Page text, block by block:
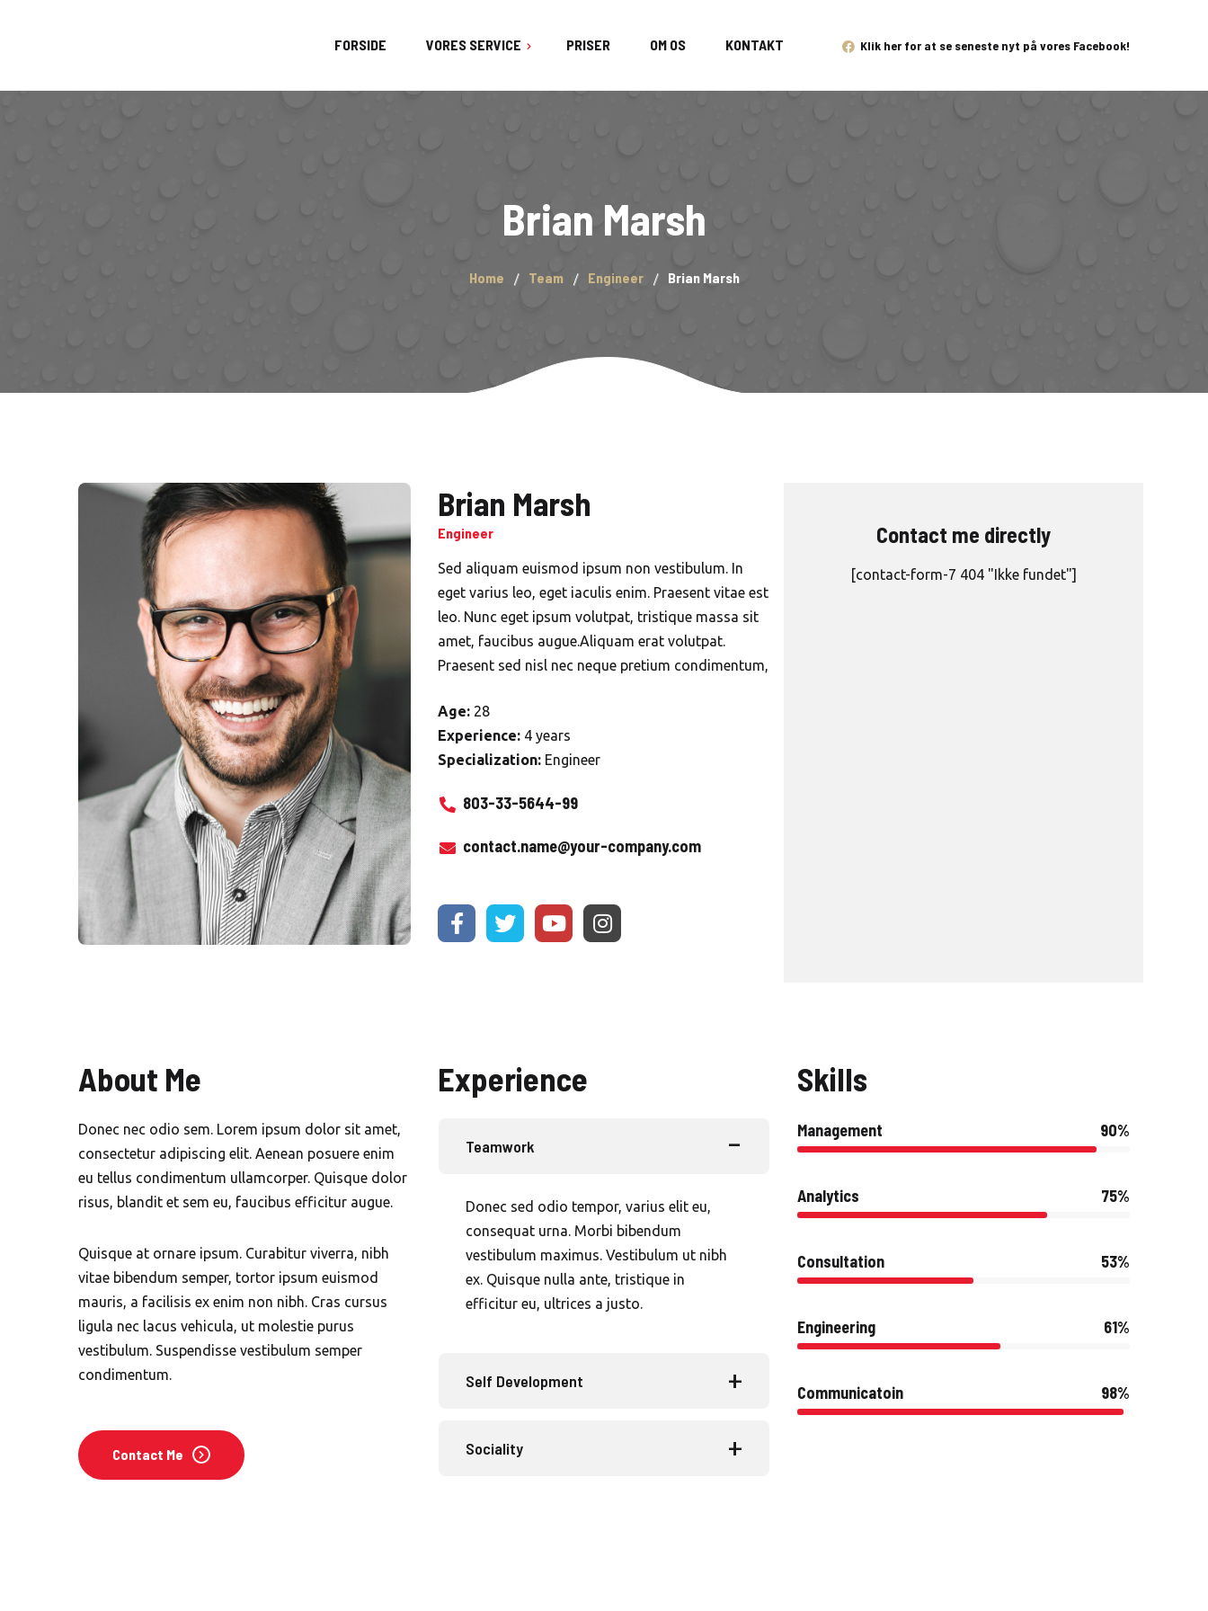
FORSIDE VORES SERVICE PRISER OM OS KONTAKT Klik her for at se seneste nyt på vores Facebook!
Brian Marsh
Home Team Engineer Brian Marsh
Brian Marsh
Engineer
Sed aliquam euismod ipsum non vestibulum. In
eget varius leo, eget iaculis enim. Praesent vitae est
leo. Nunc eget ipsum volutpat, tristique massa sit
amet, faucibus augue.Aliquam erat volutpat.
Praesent sed nisl nec neque pretium condimentum,
Age: 28
Experience: 4 years
Specialization: Engineer
803-33-5644-99
contact.name@your-company.com
Contact me directly
[contact-form-7 404 "Ikke fundet"]
About Me
Donec nec odio sem. Lorem ipsum dolor sit amet,
consectetur adipiscing elit. Aenean posuere enim
eu tellus condimentum ullamcorper. Quisque dolor
risus, blandit et sem eu, faucibus efficitur augue.
Quisque at ornare ipsum. Curabitur viverra, nibh
vitae bibendum semper, tortor ipsum euismod
mauris, a facilisis ex enim non nibh. Cras cursus
ligula nec lacus vehicula, ut molestie purus
vestibulum. Suspendisse vestibulum semper
condimentum.
Contact Me
Experience
Teamwork
Donec sed odio tempor, varius elit eu,
consequat urna. Morbi bibendum
vestibulum maximus. Vestibulum ut nibh
ex. Quisque nulla ante, tristique in
efficitur eu, ultrices a justo.
Self Development
Sociality
Skills
Management 90%
Analytics 75%
Consultation 53%
Engineering 61%
Communicatoin 98%